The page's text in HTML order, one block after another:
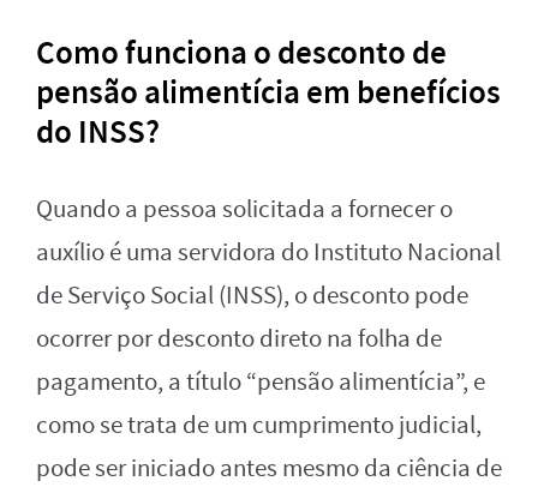
Como funciona o desconto de
pensão alimentícia em benefícios
do INSS?
Quando a pessoa solicitada a fornecer o
auxílio é uma servidora do Instituto Nacional
de Serviço Social (INSS), o desconto pode
ocorrer por desconto direto na folha de
pagamento, a título “pensão alimentícia”, e
como se trata de um cumprimento judicial,
pode ser iniciado antes mesmo da ciência de